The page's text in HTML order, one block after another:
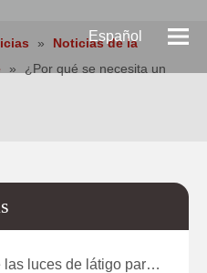
Español
»
Noticias de la
»
¿Por qué se necesita un
5 quejas comunes sobre las luces de látigo para minería y cómo las resuelve nuestra fábrica Introducción